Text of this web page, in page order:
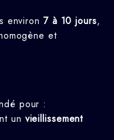
environ 7 à 10 jours,
et
pour :
un vieillissement